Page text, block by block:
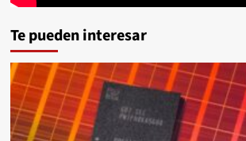
Te pueden interesar